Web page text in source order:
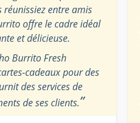
réunissiez entre amis
offre le cadre idéal
et délicieuse.
Burrito Fresh
cadeaux pour des
des services de
de ses clients.”